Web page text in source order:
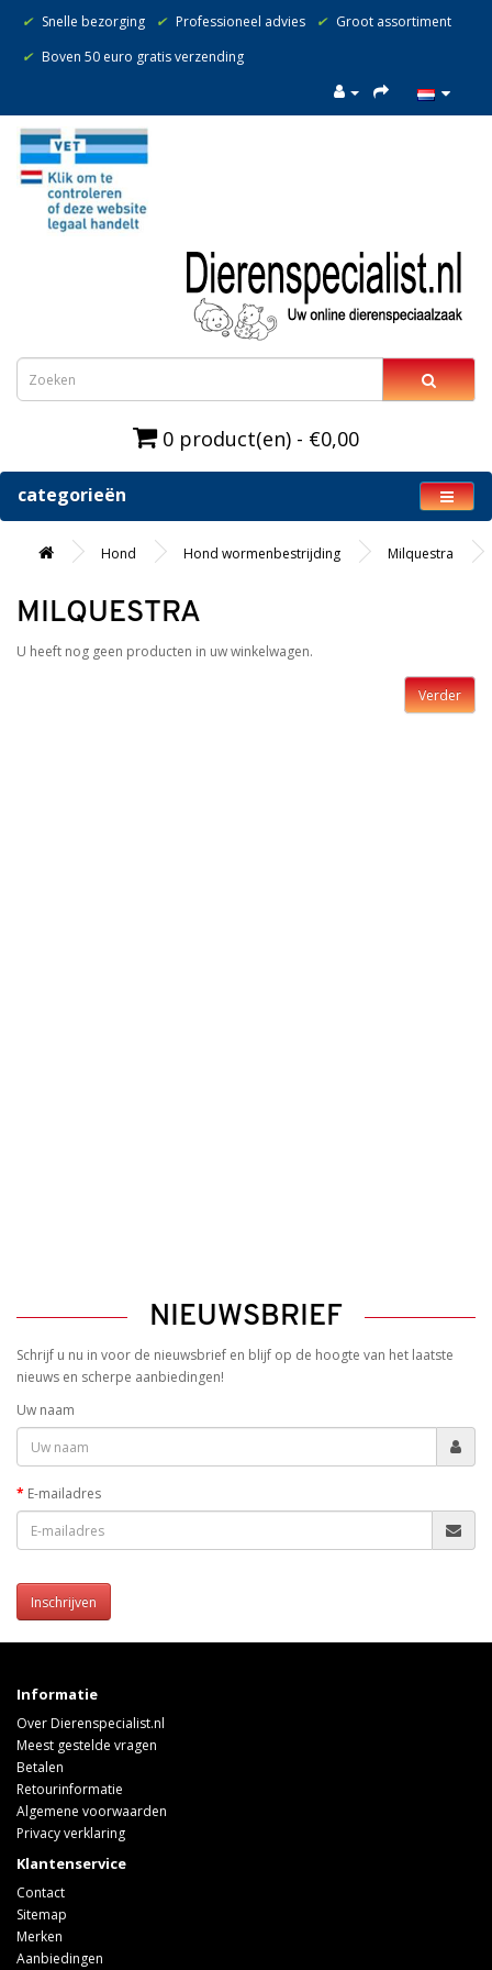
✔ Snelle bezorging ✔ Professioneel advies ✔ Groot assortiment
✔ Boven 50 euro gratis verzending
0 product(en) - €0,00
categorieën
Hond Hond wormenbestrijding Milquestra
MILQUESTRA
U heeft nog geen producten in uw winkelwagen.
Verder
NIEUWSBRIEF
Schrijf u nu in voor de nieuwsbrief en blijf op de hoogte van het laatste
nieuws en scherpe aanbiedingen!
Uw naam
E-mailadres
Inschrijven
Informatie
Over Dierenspecialist.nl
Meest gestelde vragen
Betalen
Retourinformatie
Algemene voorwaarden
Privacy verklaring
Klantenservice
Contact
Sitemap
Merken
Aanbiedingen